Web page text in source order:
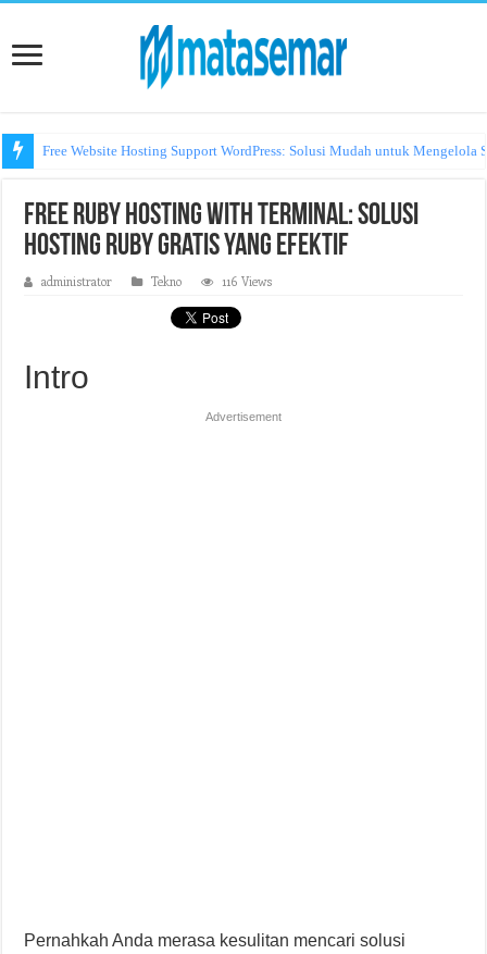
Free Website Hosting Support WordPress: Solusi Mudah untuk Mengelola
Free Ruby Hosting with Terminal: Solusi
Hosting Ruby Gratis yang Efektif
administrator Tekno 116 Views
Intro
Advertisement
Pernahkah Anda merasa kesulitan mencari solusi